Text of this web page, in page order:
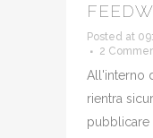
Posted at
2
All'interno
rientra
pubblicare